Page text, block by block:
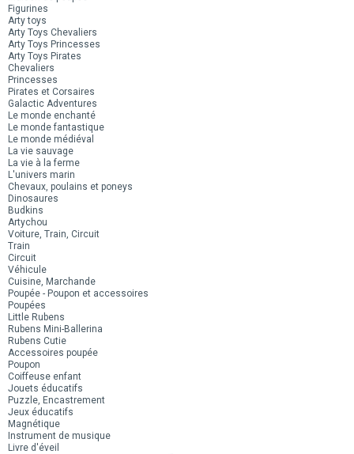
Figurines
Arty toys
Arty Toys Chevaliers
Arty Toys Princesses
Arty Toys Pirates
Chevaliers
Princesses
Pirates et Corsaires
Galactic Adventures
Le monde enchanté
Le monde fantastique
Le monde médiéval
La vie sauvage
La vie à la ferme
L'univers marin
Chevaux, poulains et poneys
Dinosaures
Budkins
Artychou
Voiture, Train, Circuit
Train
Circuit
Véhicule
Cuisine, Marchande
Poupée - Poupon et accessoires
Poupées
Little Rubens
Rubens Mini-Ballerina
Rubens Cutie
Accessoires poupée
Poupon
Coiffeuse enfant
Jouets éducatifs
Puzzle, Encastrement
Jeux éducatifs
Magnétique
Instrument de musique
Livre d'éveil